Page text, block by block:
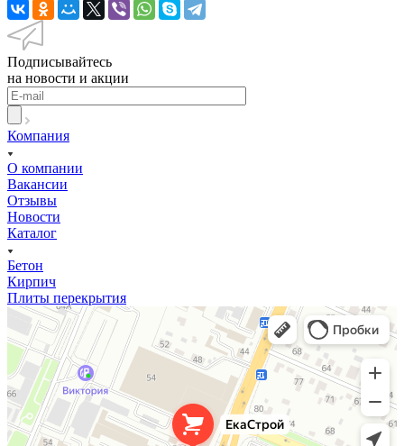
Подписывайтесь
на новости и акции
Компания
О компании
Вакансии
Отзывы
Новости
Каталог
Бетон
Кирпич
Плиты перекрытия